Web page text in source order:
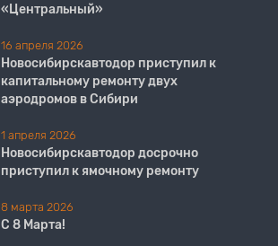
«Центральный»
16 апреля 2026
Новосибирскавтодор приступил к
капитальному ремонту двух
аэродромов в Сибири
1 апреля 2026
Новосибирскавтодор досрочно
приступил к ямочному ремонту
8 марта 2026
С 8 Марта!